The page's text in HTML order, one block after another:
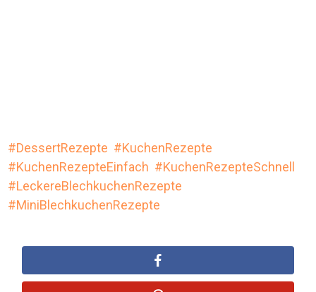
DessertRezepte
KuchenRezepte
KuchenRezepteEinfach
KuchenRezepteSchnell
LeckereBlechkuchenRezepte
MiniBlechkuchenRezepte